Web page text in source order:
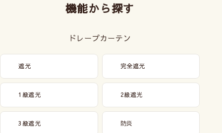
機能から探す
ドレープカーテン
遮光 完全遮光
1級遮光 2級遮光
3級遮光 防炎